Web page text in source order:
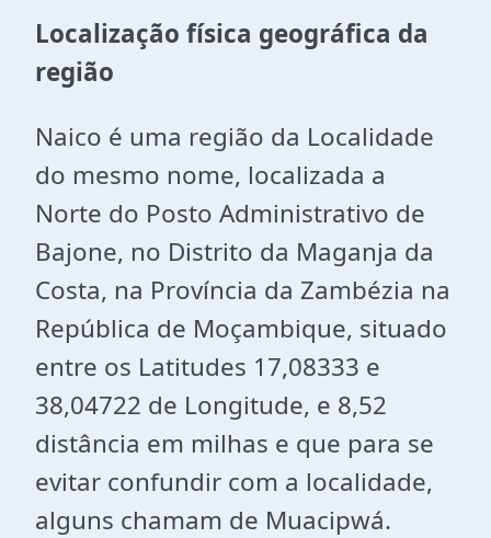
Localização física geográfica da
região
Naico é uma região da Localidade
do mesmo nome, localizada a
Norte do Posto Administrativo de
Bajone, no Distrito da Maganja da
Costa, na Província da Zambézia na
República de Moçambique, situado
entre os Latitudes 17,08333 e
38,04722 de Longitude, e 8,52
distância em milhas e que para se
evitar confundir com a localidade,
alguns chamam de Muacipwá.